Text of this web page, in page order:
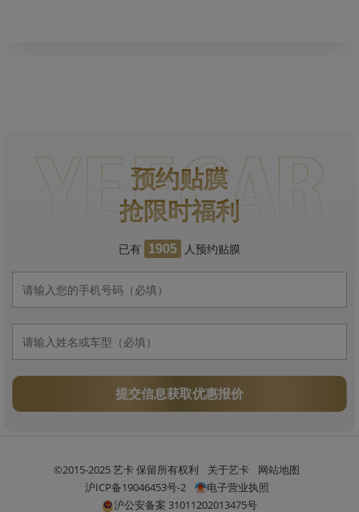
预约贴膜
抢限时福利
已有 1905 人预约贴膜
提交信息获取优惠报价
©2015-2025 艺卡 保留所有权利 关于艺卡
网站地图
沪ICP备19046453号-2
电子营业执照
沪公安备案 31011202013475号